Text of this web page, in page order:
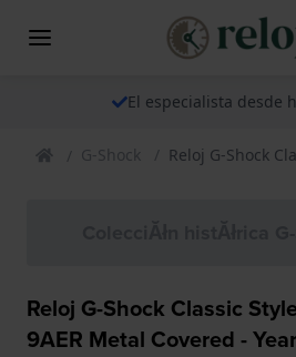
El especialista desde
G-Shock Reloj G-Shock
Reloj G-Shock Classic
9AER Metal Covered -